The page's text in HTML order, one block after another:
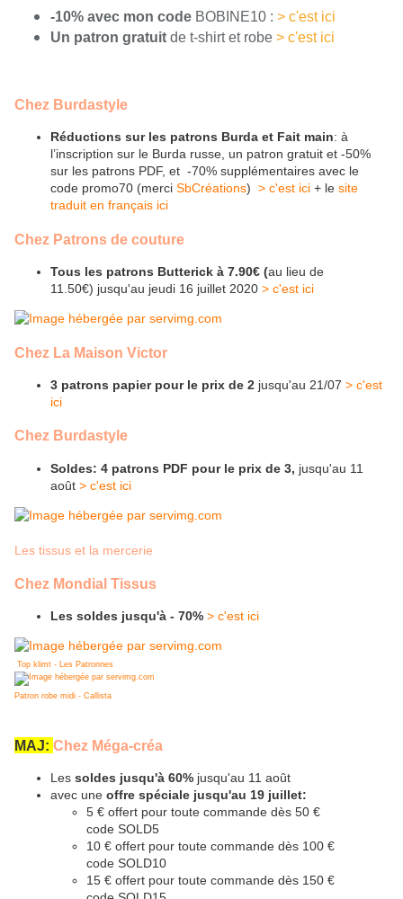
-10% avec mon code BOBINE10 : > c'est ici
Un patron gratuit de t-shirt et robe > c'est ici
Chez Burdastyle
Réductions sur les patrons Burda et Fait main: à
l’inscription sur le Burda russe, un patron gratuit et -50%
sur les patrons PDF, et -70% supplémentaires avec le
code promo70 (merci SbCréations) > c'est ici + le site
traduit en français ici
Chez Patrons de couture
Tous les patrons Butterick à 7.90€ (au lieu de
11.50€) jusqu'au jeudi 16 juillet 2020 > c'est ici
Chez La Maison Victor
3 patrons papier pour le prix de 2 jusqu'au 21/07 > c'est
ici
Chez Burdastyle
Soldes: 4 patrons PDF pour le prix de 3, jusqu'au 11
août > c'est ici
Les tissus et la mercerie
Chez Mondial Tissus
Les soldes jusqu'à - 70% > c'est ici
Top klimt - Les Patronnes
Patron robe midi - Callista
MAJ: Chez Méga-créa
Les soldes jusqu'à 60% jusqu'au 11 août
avec une offre spéciale jusqu'au 19 juillet:
5 € offert pour toute commande dès 50 €
code SOLD5
10 € offert pour toute commande dès 100 €
code SOLD10
15 € offert pour toute commande dès 150 €